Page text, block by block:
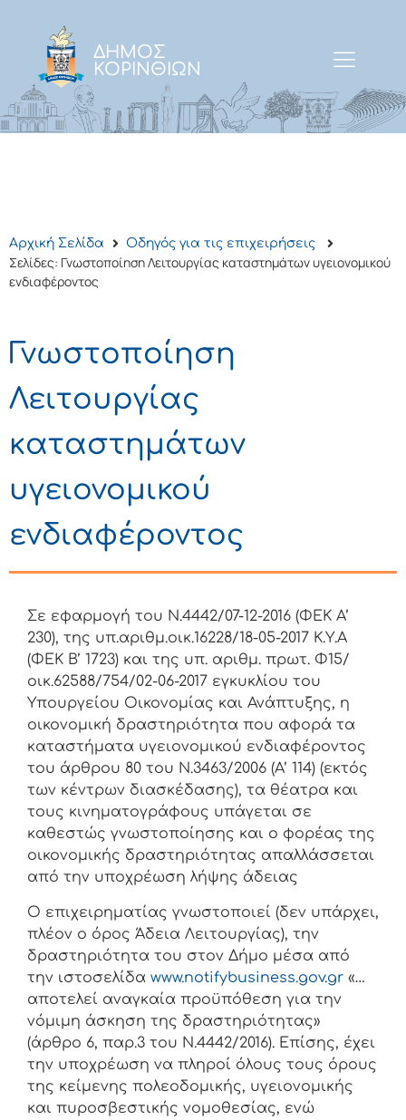
ΔΗΜΟΣ
ΚΟΡΙΝΘΙΩΝ
Αρχική Σελίδα Οδηγός για τις επιχειρήσεις
Σελίδες: Γνωστοποίηση Λειτουργίας καταστημάτων υγειονομικού
ενδιαφέροντος
Γνωστοποίηση
Λειτουργίας
καταστημάτων
υγειονομικού
ενδιαφέροντος
Σε εφαρμογή του Ν.4442/07-12-2016 (ΦΕΚ Α’
230), της υπ.αριθμ.οικ.16228/18-05-2017 Κ.Υ.Α
(ΦΕΚ Β’ 1723) και της υπ. αριθμ. πρωτ. Φ15/
οικ.62588/754/02-06-2017 εγκυκλίου του
Υπουργείου Οικονομίας και Ανάπτυξης, η
οικονομική δραστηριότητα που αφορά τα
καταστήματα υγειονομικού ενδιαφέροντος
του άρθρου 80 του Ν.3463/2006 (Α’ 114) (εκτός
των κέντρων διασκέδασης), τα θέατρα και
τους κινηματογράφους υπάγεται σε
καθεστώς γνωστοποίησης και ο φορέας της
οικονομικής δραστηριότητας απαλλάσσεται
από την υποχρέωση λήψης άδειας
Ο επιχειρηματίας γνωστοποιεί (δεν υπάρχει,
πλέον ο όρος Άδεια Λειτουργίας), την
δραστηριότητα του στον Δήμο μέσα από
την ιστοσελίδα www.notifybusiness.gov.gr «…
αποτελεί αναγκαία προϋπόθεση για την
νόμιμη άσκηση της δραστηριότητας»
(άρθρο 6, παρ.3 του Ν.4442/2016). Επίσης, έχει
την υποχρέωση να πληροί όλους τους όρους
της κείμενης πολεοδομικής, υγειονομικής
και πυροσβεστικής νομοθεσίας, ενώ